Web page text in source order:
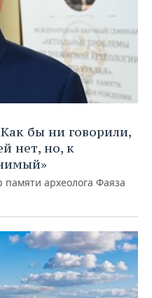
бы ни говорили,
нет, но, к
археолога Фаяза